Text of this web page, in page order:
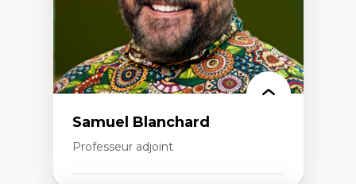
Samuel Blanchard
Professeur adjoint